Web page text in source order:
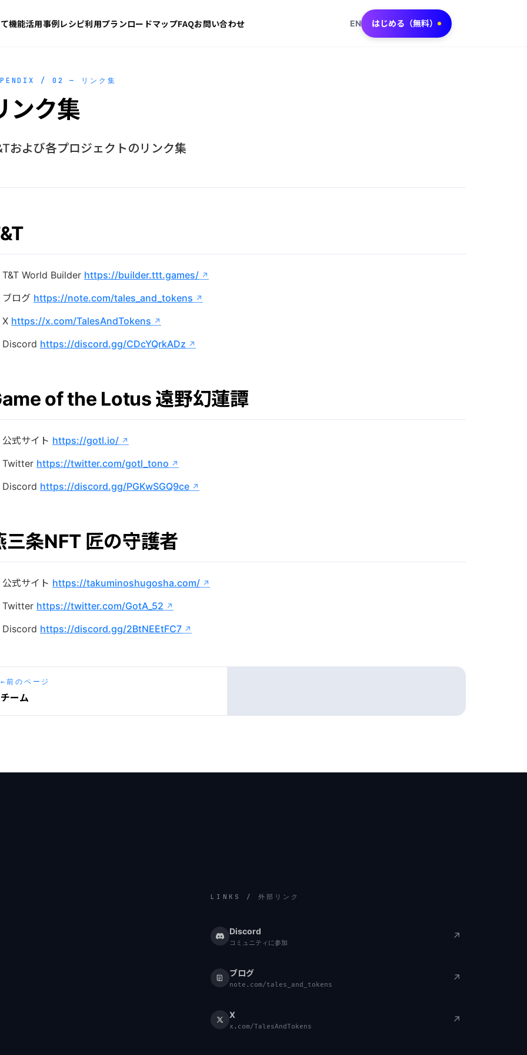
機能活用事例レシピ利用プランロードマップFAQお問い合わせ EN はじめる（無料）
/ 02 — リンク集
ンク集
および各プロジェクトのリンク集
T&T World Builder https://builder.ttt.games/
ブログ https://note.com/tales_and_tokens
X https://x.com/TalesAndTokens
Discord https://discord.gg/CDcYQrkADz
of the Lotus 遠野幻蓮譚
公式サイト https://gotl.io/
Twitter https://twitter.com/gotl_tono
Discord https://discord.gg/PGKwSGQ9ce
三条NFT 匠の守護者
公式サイト https://takuminoshugosha.com/
Twitter https://twitter.com/GotA_52
Discord https://discord.gg/2BtNEEtFC7
←前のページ
チーム
LINKS / 外部リンク
Discord
コミュニティに参加
↗
ブログ
note.com/tales_and_tokens
↗
X
x.com/TalesAndTokens
↗